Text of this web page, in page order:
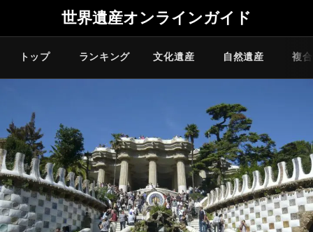
世界遺産オンラインガイド
トップ ランキング 文化遺産 自然遺産 複